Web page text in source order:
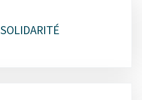
SOLIDARITÉ